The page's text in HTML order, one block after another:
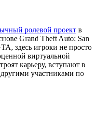
ролевой проект в
Grand Theft Auto: San
здесь игроки не просто
виртуальной
карьеру, вступают в
участниками по